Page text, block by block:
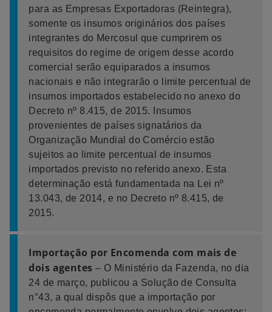
para as Empresas Exportadoras (Reintegra),
somente os insumos originários dos países
integrantes do Mercosul que cumprirem os
requisitos do regime de origem desse acordo
comercial serão equiparados a insumos
nacionais e não integrarão o limite percentual de
insumos importados estabelecido no anexo do
Decreto nº 8.415, de 2015. Insumos
provenientes de países signatários da
Organização Mundial do Comércio estão
sujeitos ao limite percentual de insumos
importados previsto no referido anexo. Esta
determinação está fundamentada na Lei nº
13.043, de 2014, e no Decreto nº 8.415, de
2015.
Importação por Encomenda com mais de
dois agentes – O Ministério da Fazenda, no dia
24 de março, publicou a Solução de Consulta
n°43, a qual dispôs que a importação por